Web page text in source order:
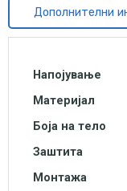
Дополнителни
Напојување
Материјал
Боја на тело
Заштита
Монтажа